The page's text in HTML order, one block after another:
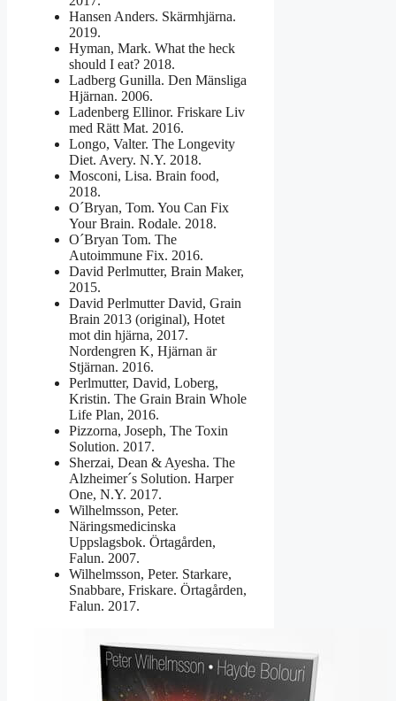
Hansen Anders. Skärmhjärna.
2019.
Hyman, Mark. What the heck
should I eat? 2018.
Ladberg Gunilla. Den Mänsliga
Hjärnan. 2006.
Ladenberg Ellinor. Friskare Liv
med Rätt Mat. 2016.
Longo, Valter. The Longevity
Diet. Avery. N.Y. 2018.
Mosconi, Lisa. Brain food,
2018.
O´Bryan, Tom. You Can Fix
Your Brain. Rodale. 2018.
O´Bryan Tom. The
Autoimmune Fix. 2016.
David Perlmutter, Brain Maker,
2015.
David Perlmutter David, Grain
Brain 2013 (original), Hotet
mot din hjärna, 2017.
Nordengren K, Hjärnan är
Stjärnan. 2016.
Perlmutter, David, Loberg,
Kristin. The Grain Brain Whole
Life Plan, 2016.
Pizzorna, Joseph, The Toxin
Solution. 2017.
Sherzai, Dean & Ayesha. The
Alzheimer´s Solution. Harper
One, N.Y. 2017.
Wilhelmsson, Peter.
Näringsmedicinska
Uppslagsbok. Örtagården,
Falun. 2007.
Wilhelmsson, Peter. Starkare,
Snabbare, Friskare. Örtagården,
Falun. 2017.